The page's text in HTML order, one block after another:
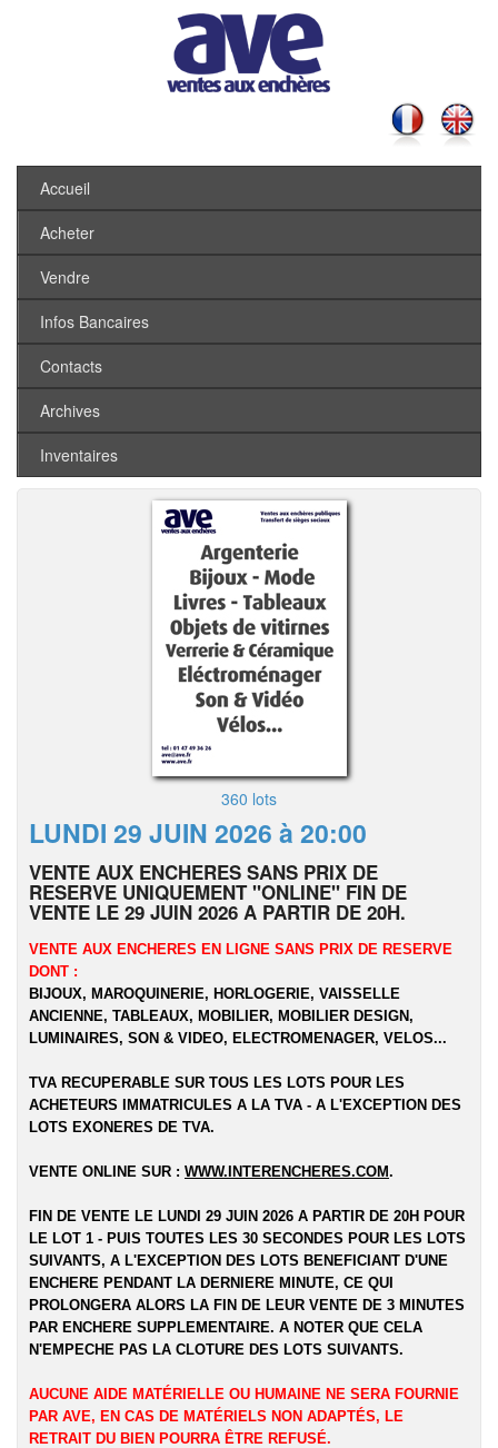
Accueil
Acheter
Vendre
Infos Bancaires
Contacts
Archives
Inventaires
360 lots
LUNDI 29 JUIN 2026 à 20:00
VENTE AUX ENCHERES SANS PRIX DE
RESERVE UNIQUEMENT "ONLINE" FIN DE
VENTE LE 29 JUIN 2026 A PARTIR DE 20H.
VENTE AUX ENCHERES EN LIGNE SANS PRIX DE RESERVE
DONT :
BIJOUX, MAROQUINERIE, HORLOGERIE, VAISSELLE
ANCIENNE, TABLEAUX, MOBILIER, MOBILIER DESIGN,
LUMINAIRES, SON & VIDEO, ELECTROMENAGER, VELOS...
TVA RECUPERABLE SUR TOUS LES LOTS POUR LES
ACHETEURS IMMATRICULES A LA TVA - A L'EXCEPTION DES
LOTS EXONERES DE TVA.
VENTE ONLINE SUR : WWW.INTERENCHERES.COM.
FIN DE VENTE LE LUNDI 29 JUIN 2026 A PARTIR DE 20H POUR
LE LOT 1 - PUIS TOUTES LES 30 SECONDES POUR LES LOTS
SUIVANTS, A L'EXCEPTION DES LOTS BENEFICIANT D'UNE
ENCHERE PENDANT LA DERNIERE MINUTE, CE QUI
PROLONGERA ALORS LA FIN DE LEUR VENTE DE 3 MINUTES
PAR ENCHERE SUPPLEMENTAIRE. A NOTER QUE CELA
N'EMPECHE PAS LA CLOTURE DES LOTS SUIVANTS.
AUCUNE AIDE MATÉRIELLE OU HUMAINE NE SERA FOURNIE
PAR AVE, EN CAS DE MATÉRIELS NON ADAPTÉS, LE
RETRAIT DU BIEN POURRA ÊTRE REFUSÉ.